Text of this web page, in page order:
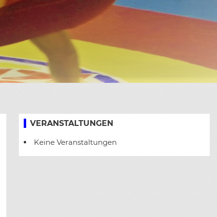
VERANSTALTUNGEN
Keine Veranstaltungen